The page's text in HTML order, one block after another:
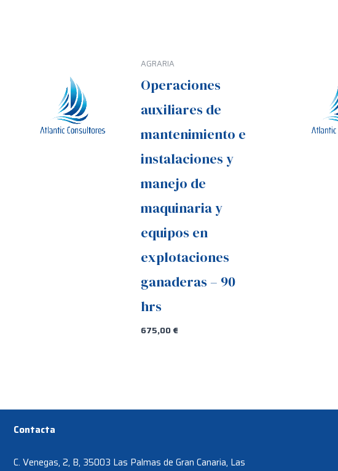
AGRARIA
Operaciones
auxiliares de
mantenimiento e
instalaciones y
manejo de
maquinaria y
equipos en
explotaciones
ganaderas – 90
hrs
675,00€
Contacta
C. Venegas, 2, B, 35003 Las Palmas de Gran Canaria, Las